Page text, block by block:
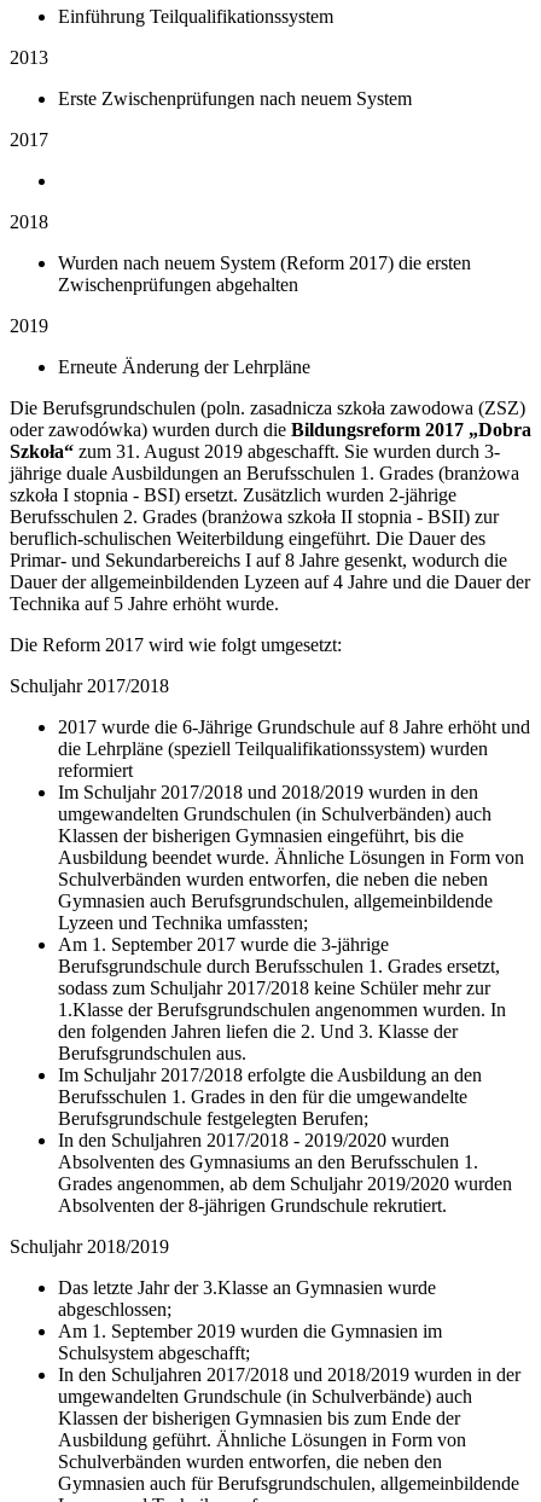
Einführung Teilqualifikationssystem
2013
Erste Zwischenprüfungen nach neuem System
2017
2018
Wurden nach neuem System (Reform 2017) die ersten
Zwischenprüfungen abgehalten
2019
Erneute Änderung der Lehrpläne
Die Berufsgrundschulen (poln. zasadnicza szkoła zawodowa (ZSZ)
oder zawodówka) wurden durch die Bildungsreform 2017 „Dobra
Szkoła“ zum 31. August 2019 abgeschafft. Sie wurden durch 3-
jährige duale Ausbildungen an Berufsschulen 1. Grades (branżowa
szkoła I stopnia - BSI) ersetzt. Zusätzlich wurden 2-jährige
Berufsschulen 2. Grades (branżowa szkoła II stopnia - BSII) zur
beruflich-schulischen Weiterbildung eingeführt. Die Dauer des
Primar- und Sekundarbereichs I auf 8 Jahre gesenkt, wodurch die
Dauer der allgemeinbildenden Lyzeen auf 4 Jahre und die Dauer der
Technika auf 5 Jahre erhöht wurde.
Die Reform 2017 wird wie folgt umgesetzt:
Schuljahr 2017/2018
2017 wurde die 6-Jährige Grundschule auf 8 Jahre erhöht und
die Lehrpläne (speziell Teilqualifikationssystem) wurden
reformiert
Im Schuljahr 2017/2018 und 2018/2019 wurden in den
umgewandelten Grundschulen (in Schulverbänden) auch
Klassen der bisherigen Gymnasien eingeführt, bis die
Ausbildung beendet wurde. Ähnliche Lösungen in Form von
Schulverbänden wurden entworfen, die neben die neben
Gymnasien auch Berufsgrundschulen, allgemeinbildende
Lyzeen und Technika umfassten;
Am 1. September 2017 wurde die 3-jährige
Berufsgrundschule durch Berufsschulen 1. Grades ersetzt,
sodass zum Schuljahr 2017/2018 keine Schüler mehr zur
1.Klasse der Berufsgrundschulen angenommen wurden. In
den folgenden Jahren liefen die 2. Und 3. Klasse der
Berufsgrundschulen aus.
Im Schuljahr 2017/2018 erfolgte die Ausbildung an den
Berufsschulen 1. Grades in den für die umgewandelte
Berufsgrundschule festgelegten Berufen;
In den Schuljahren 2017/2018 - 2019/2020 wurden
Absolventen des Gymnasiums an den Berufsschulen 1.
Grades angenommen, ab dem Schuljahr 2019/2020 wurden
Absolventen der 8-jährigen Grundschule rekrutiert.
Schuljahr 2018/2019
Das letzte Jahr der 3.Klasse an Gymnasien wurde
abgeschlossen;
Am 1. September 2019 wurden die Gymnasien im
Schulsystem abgeschafft;
In den Schuljahren 2017/2018 und 2018/2019 wurden in der
umgewandelten Grundschule (in Schulverbände) auch
Klassen der bisherigen Gymnasien bis zum Ende der
Ausbildung geführt. Ähnliche Lösungen in Form von
Schulverbänden wurden entworfen, die neben den
Gymnasien auch für Berufsgrundschulen, allgemeinbildende